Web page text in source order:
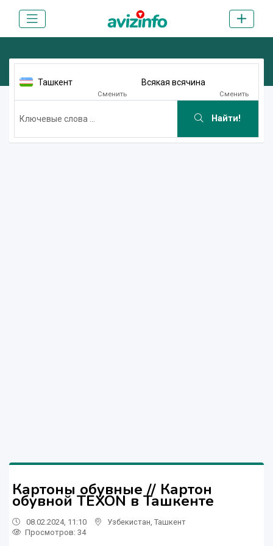
Ташкент
Сменить
Всякая всячина
Сменить
Найти!
Картоны обувные // Картон
обувной TEXON в Ташкенте
08.02.2024, 11:10 Узбекистан Ташкент
Просмотров: 34